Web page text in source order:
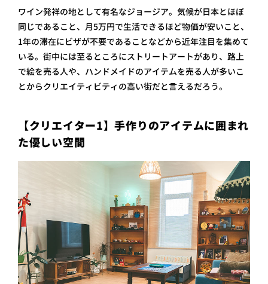
ワイン発祥の地として有名なジョージア。気候が日本とほぼ
同じであること、月5万円で生活できるほど物価が安いこと、
1年の滞在にビザが不要であることなどから近年注目を集めて
いる。街中には至るところにストリートアートがあり、路上
で絵を売る人や、ハンドメイドのアイテムを売る人が多いこ
とからクリエイティビティの高い街だと言えるだろう。
【クリエイター1】手作りのアイテムに囲まれ
た優しい空間